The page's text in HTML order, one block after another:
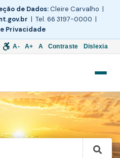
de Dados:Cleire Carvalho |
| Tel. 66 3197-0000 |
Privacidade
A- A+ A Contraste Dislexia